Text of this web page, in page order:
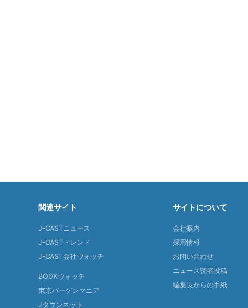
関連サイト
J-CASTニュース
J-CASTトレンド
J-CAST会社ウォッチ
BOOKウォッチ
東京バーゲンマニア
Jタウンネット
サイトについて
会社案内
採用情報
お問い合わせ
ニュース読者投稿
編集長からの手紙